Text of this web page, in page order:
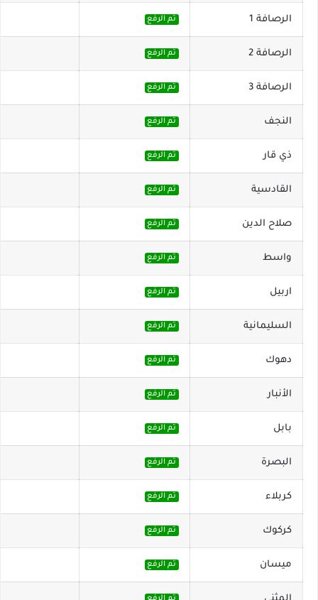
الرصافة 1 تم الرفع
الرصافة 2 تم الرفع
الرصافة 3 تم الرفع
النجف تم الرفع
ذي قار تم الرفع
القادسية تم الرفع
صلاح الدين تم الرفع
واسط تم الرفع
اربيل تم الرفع
السليمانية تم الرفع
دهوك تم الرفع
الأنبار تم الرفع
بابل تم الرفع
البصرة تم الرفع
كربلاء تم الرفع
كركوك تم الرفع
ميسان تم الرفع